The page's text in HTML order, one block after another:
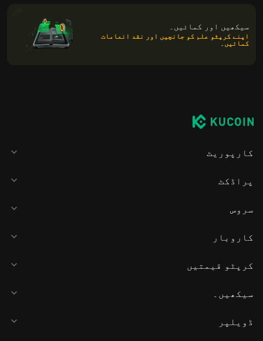
اپنے MetaLama کو کرپٹو کرنسی ایکسچینج کے تحویل والے
والیٹ میں محفوظ کر سکتے ہیں۔ اپنے LAMA کو ذخیرہ کرنے
کے دیگر طریقوں میں سیلف کسٹڈی والیٹ (ویب براؤزر،
سیکھیں اور کمائیں۔
اپنے کرپٹو علم کو جانچیں اور نقد انعامات
کمائیں۔
کارپوریٹ
پراڈکٹ
سروس
کاروبار
کرپٹو قیمتیں
سیکھیں۔
ڈویلپر